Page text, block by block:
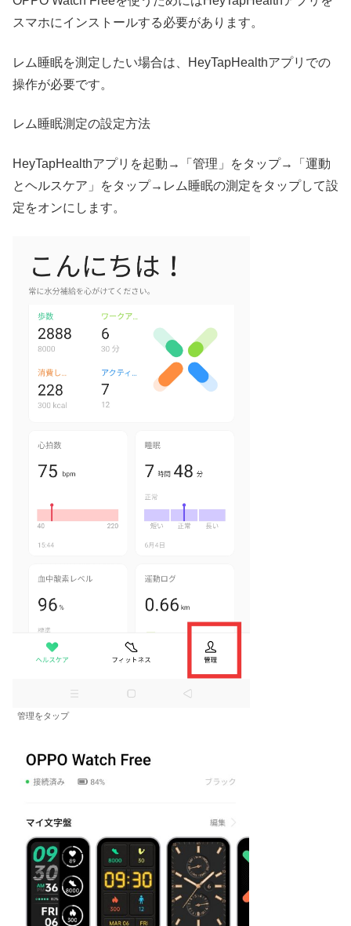
スマホにインストールする必要があります。
レム睡眠を測定したい場合は、HeyTapHealthアプリでの
操作が必要です。
レム睡眠測定の設定方法
HeyTapHealthアプリを起動→「管理」をタップ→「運動
とヘルスケア」をタップ→レム睡眠の測定をタップして設
定をオンにします。
管理をタップ